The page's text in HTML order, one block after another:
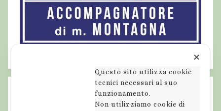
✕
Questo sito utilizza cookie
tecnici necessari al suo
funzionamento.
Non utilizziamo cookie di